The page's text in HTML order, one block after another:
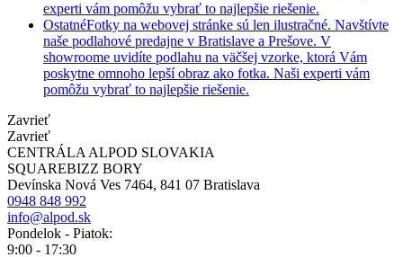
experti vám pomôžu vybrať to najlepšie riešenie.
OstatnéFotky na webovej stránke sú len ilustračné. Navštívte
naše podlahové predajne v Bratislave a Prešove. V
showroome uvidíte podlahu na väčšej vzorke, ktorá Vám
poskytne omnoho lepší obraz ako fotka. Naši experti vám
pomôžu vybrať to najlepšie riešenie.
Zavrieť
Zavrieť
CENTRÁLA ALPOD SLOVAKIA
SQUAREBIZZ BORY
Devínska Nová Ves 7464, 841 07 Bratislava
0948 848 992
info@alpod.sk
Pondelok - Piatok:
9:00 - 17:30